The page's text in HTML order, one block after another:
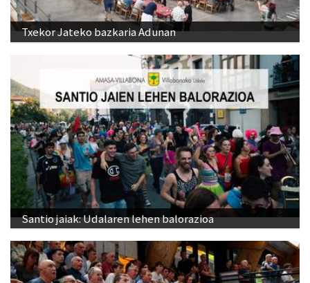
Txekor Jateko bazkaria Adunan
Santio jaiak: Udalaren lehen balorazioa